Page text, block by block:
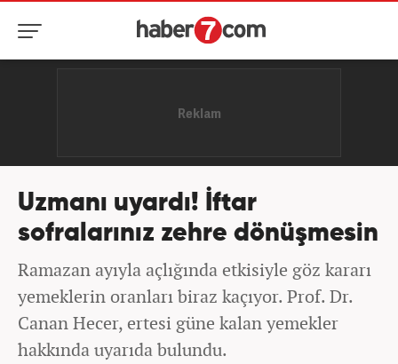
Uzmanı uyardı! İftar
sofralarınız zehre dönüşmesin
Ramazan ayıyla açlığında etkisiyle göz kararı
yemeklerin oranları biraz kaçıyor. Prof. Dr.
Canan Hecer, ertesi güne kalan yemekler
hakkında uyarıda bulundu.